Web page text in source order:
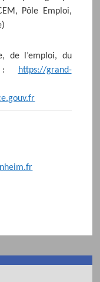
Pôle Emploi,
de l’emploi, du
:
https://grand-